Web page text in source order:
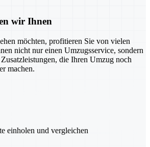
wir Ihnen
möchten, profitieren Sie von vielen
nicht nur einen Umzugsservice, sondern
die Ihren Umzug noch
machen.
einholen und vergleichen